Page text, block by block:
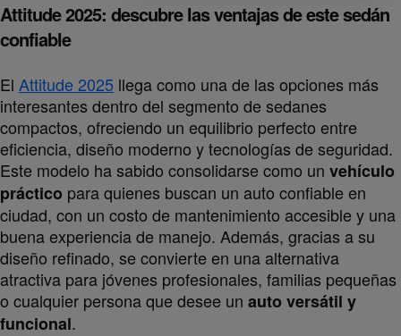
Attitude 2025: descubre las ventajas de este sedán
confiable
El Attitude 2025 llega como una de las opciones más
interesantes dentro del segmento de sedanes
compactos, ofreciendo un equilibrio perfecto entre
eficiencia, diseño moderno y tecnologías de seguridad.
Este modelo ha sabido consolidarse como un vehículo
práctico para quienes buscan un auto confiable en
ciudad, con un costo de mantenimiento accesible y una
buena experiencia de manejo. Además, gracias a su
diseño refinado, se convierte en una alternativa
atractiva para jóvenes profesionales, familias pequeñas
o cualquier persona que desee un auto versátil y
funcional.